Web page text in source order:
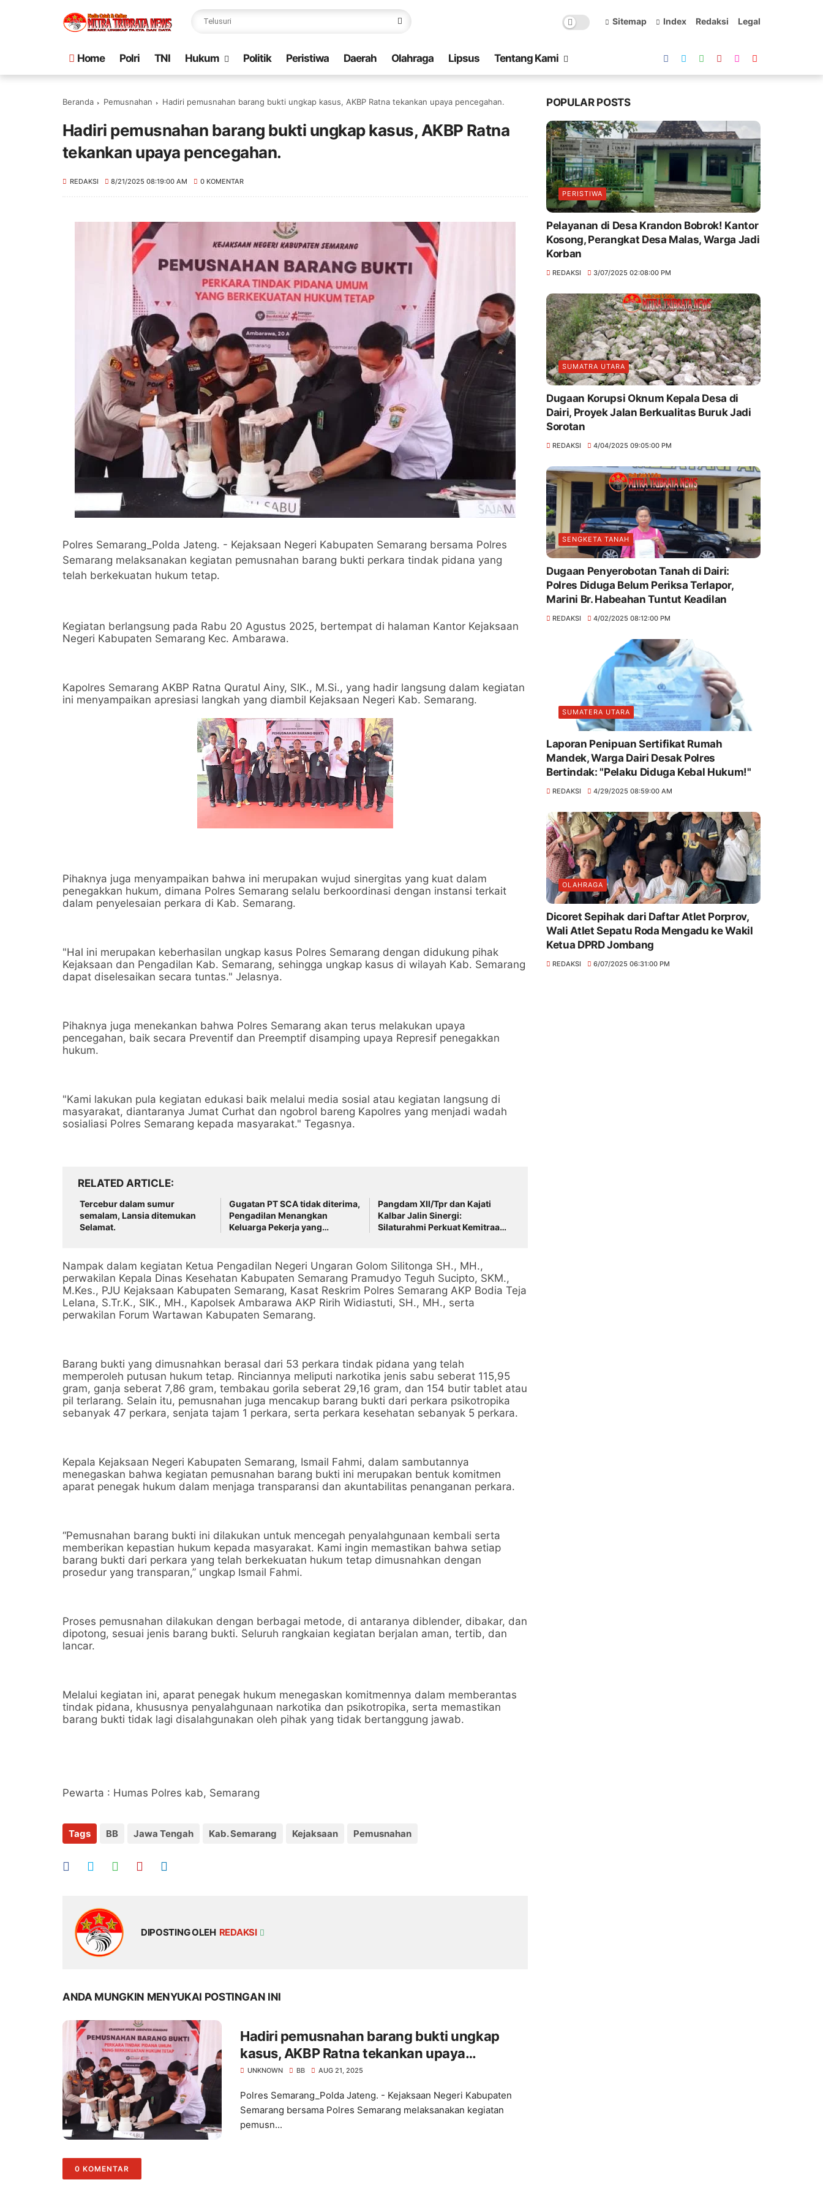
Sitemap Index Redaksi Legal
Home Polri TNI Hukum Politik Peristiwa Daerah Olahraga Lipsus Tentang Kami
Beranda Pemusnahan Hadiri pemusnahan barang bukti ungkap kasus, AKBP Ratna tekankan upaya pencegahan.
Hadiri pemusnahan barang bukti ungkap kasus, AKBP Ratna
tekankan upaya pencegahan.
REDAKSI 8/21/2025 08:19:00 AM 0 KOMENTAR
Polres Semarang_Polda Jateng. - Kejaksaan Negeri Kabupaten Semarang bersama Polres
Semarang melaksanakan kegiatan pemusnahan barang bukti perkara tindak pidana yang
telah berkekuatan hukum tetap.
Kegiatan berlangsung pada Rabu 20 Agustus 2025, bertempat di halaman Kantor Kejaksaan
Negeri Kabupaten Semarang Kec. Ambarawa.
Kapolres Semarang AKBP Ratna Quratul Ainy, SIK., M.Si., yang hadir langsung dalam kegiatan
ini menyampaikan apresiasi langkah yang diambil Kejaksaan Negeri Kab. Semarang.
Pihaknya juga menyampaikan bahwa ini merupakan wujud sinergitas yang kuat dalam
penegakkan hukum, dimana Polres Semarang selalu berkoordinasi dengan instansi terkait
dalam penyelesaian perkara di Kab. Semarang.
"Hal ini merupakan keberhasilan ungkap kasus Polres Semarang dengan didukung pihak
Kejaksaan dan Pengadilan Kab. Semarang, sehingga ungkap kasus di wilayah Kab. Semarang
dapat diselesaikan secara tuntas." Jelasnya.
Pihaknya juga menekankan bahwa Polres Semarang akan terus melakukan upaya
pencegahan, baik secara Preventif dan Preemptif disamping upaya Represif penegakkan
hukum.
"Kami lakukan pula kegiatan edukasi baik melalui media sosial atau kegiatan langsung di
masyarakat, diantaranya Jumat Curhat dan ngobrol bareng Kapolres yang menjadi wadah
sosialiasi Polres Semarang kepada masyarakat." Tegasnya.
RELATED ARTICLE
Tercebur dalam sumur
semalam, Lansia ditemukan
Selamat.
Gugatan PT SCA tidak diterima,
Pengadilan Menangkan
Keluarga Pekerja yang
Pangdam XII/Tpr dan Kajati
Kalbar Jalin Sinergi:
Silaturahmi Perkuat Kemitraan
Keadilan di Kalbar
Nampak dalam kegiatan Ketua Pengadilan Negeri Ungaran Golom Silitonga SH., MH.,
perwakilan Kepala Dinas Kesehatan Kabupaten Semarang Pramudyo Teguh Sucipto, SKM.,
M.Kes., PJU Kejaksaan Kabupaten Semarang, Kasat Reskrim Polres Semarang AKP Bodia Teja
Lelana, S.Tr.K., SIK., MH., Kapolsek Ambarawa AKP Ririh Widiastuti, SH., MH., serta
perwakilan Forum Wartawan Kabupaten Semarang.
Barang bukti yang dimusnahkan berasal dari 53 perkara tindak pidana yang telah
memperoleh putusan hukum tetap. Rinciannya meliputi narkotika jenis sabu seberat 115,95
gram, ganja seberat 7,86 gram, tembakau gorila seberat 29,16 gram, dan 154 butir tablet atau
pil terlarang. Selain itu, pemusnahan juga mencakup barang bukti dari perkara psikotropika
sebanyak 47 perkara, senjata tajam 1 perkara, serta perkara kesehatan sebanyak 5 perkara.
Kepala Kejaksaan Negeri Kabupaten Semarang, Ismail Fahmi, dalam sambutannya
menegaskan bahwa kegiatan pemusnahan barang bukti ini merupakan bentuk komitmen
aparat penegak hukum dalam menjaga transparansi dan akuntabilitas penanganan perkara.
“Pemusnahan barang bukti ini dilakukan untuk mencegah penyalahgunaan kembali serta
memberikan kepastian hukum kepada masyarakat. Kami ingin memastikan bahwa setiap
barang bukti dari perkara yang telah berkekuatan hukum tetap dimusnahkan dengan
prosedur yang transparan,” ungkap Ismail Fahmi.
Proses pemusnahan dilakukan dengan berbagai metode, di antaranya diblender, dibakar, dan
dipotong, sesuai jenis barang bukti. Seluruh rangkaian kegiatan berjalan aman, tertib, dan
lancar.
Melalui kegiatan ini, aparat penegak hukum menegaskan komitmennya dalam memberantas
tindak pidana, khususnya penyalahgunaan narkotika dan psikotropika, serta memastikan
barang bukti tidak lagi disalahgunakan oleh pihak yang tidak bertanggung jawab.
Pewarta : Humas Polres kab, Semarang
Tags BB Jawa Tengah Kab. Semarang Kejaksaan Pemusnahan
DIPOSTING OLEH REDAKSI
ANDA MUNGKIN MENYUKAI POSTINGAN INI
Hadiri pemusnahan barang bukti ungkap
kasus, AKBP Ratna tekankan upaya
pencegahan.
UNKNOWN BB AUG 21, 2025
Polres Semarang_Polda Jateng. - Kejaksaan Negeri Kabupaten
Semarang bersama Polres Semarang melaksanakan kegiatan
pemusn...
0 KOMENTAR
POPULAR POSTS
PERISTIWA
Pelayanan di Desa Krandon Bobrok! Kantor
Kosong, Perangkat Desa Malas, Warga Jadi
Korban
REDAKSI 3/07/2025 02:08:00 PM
SUMATRA UTARA
Dugaan Korupsi Oknum Kepala Desa di
Dairi, Proyek Jalan Berkualitas Buruk Jadi
Sorotan
REDAKSI 4/04/2025 09:05:00 PM
SENGKETA TANAH
Dugaan Penyerobotan Tanah di Dairi:
Polres Diduga Belum Periksa Terlapor,
Marini Br. Habeahan Tuntut Keadilan
REDAKSI 4/02/2025 08:12:00 PM
SUMATERA UTARA
Laporan Penipuan Sertifikat Rumah
Mandek, Warga Dairi Desak Polres
Bertindak: "Pelaku Diduga Kebal Hukum!"
REDAKSI 4/29/2025 08:59:00 AM
OLAHRAGA
Dicoret Sepihak dari Daftar Atlet Porprov,
Wali Atlet Sepatu Roda Mengadu ke Wakil
Ketua DPRD Jombang
REDAKSI 6/07/2025 06:31:00 PM